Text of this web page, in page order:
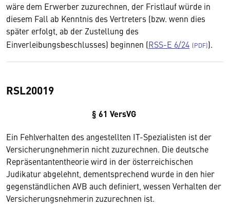
wäre dem Erwerber zuzurechnen, der Fristlauf würde in
diesem Fall ab Kenntnis des Vertreters (bzw. wenn dies
später erfolgt, ab der Zustellung des
Einverleibungsbeschlusses) beginnen (RSS-E 6/24 ).
RSL20019
§ 61 VersVG
Ein Fehlverhalten des angestellten IT-Spezialisten ist der
Versicherungnehmerin nicht zuzurechnen. Die deutsche
Repräsentantentheorie wird in der österreichischen
Judikatur abgelehnt, dementsprechend wurde in den hier
gegenständlichen AVB auch definiert, wessen Verhalten der
Versicherungsnehmerin zuzurechnen ist.